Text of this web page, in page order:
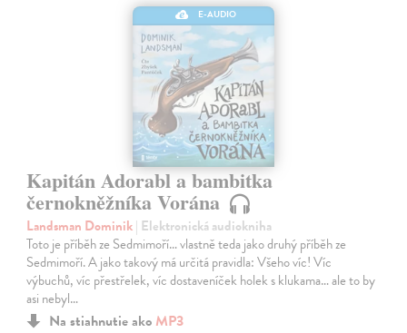
E-AUDIO
Kapitán Adorabl a bambitka
černokněžníka Vorána
Landsman Dominik| Elektronická audiokniha
Toto je příběh ze Sedmimoří… vlastně teda jako druhý příběh ze
Sedmimoří. A jako takový má určitá pravidla: Všeho víc! Víc
výbuchů, víc přestřelek, víc dostaveníček holek s klukama… ale to by
asi nebyl…
Na stiahnutie ako MP3